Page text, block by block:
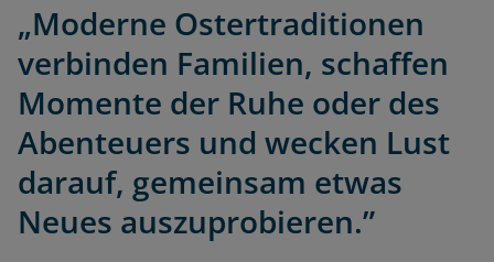
„Moderne Ostertraditionen
verbinden Familien, schaffen
Momente der Ruhe oder des
Abenteuers und wecken Lust
darauf, gemeinsam etwas
Neues auszuprobieren.”